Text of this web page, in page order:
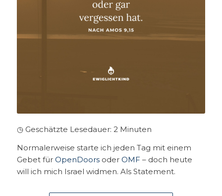
◷ Geschätzte Lesedauer: 2 Minuten
Normalerweise starte ich jeden Tag mit einem
Gebet für OpenDoorsoder OMF – doch heute
will ich mich Israel widmen. Als Statement.